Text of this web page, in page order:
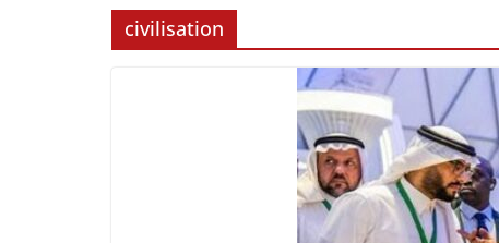
civilisation